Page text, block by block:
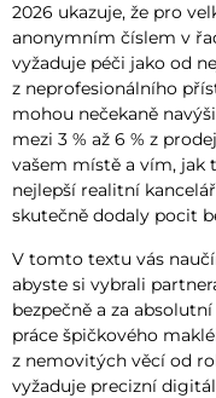
2026 ukazuje, že pro
anonymním číslem v
vyžaduje péči jako od
z neprofesionálního
mohou nečekaně
mezi 3 % až 6 % z
vašem místě a vím, jak
nejlepší realitní
skutečně dodaly pocit
V tomto textu vás
abyste si vybrali
bezpečně a za
práce špičkového
z nemovitých věcí od
vyžaduje precizní